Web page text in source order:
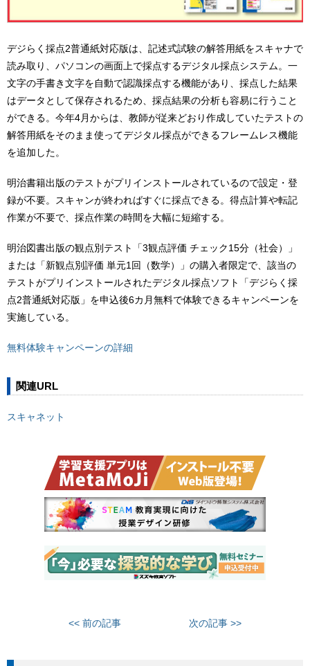
デジらく採点2普通紙対応版は、記述式試験の解答用紙をスキャナで
読み取り、パソコンの画面上で採点するデジタル採点システム。一
文字の手書き文字を自動で認識採点する機能があり、採点した結果
はデータとして保存されるため、採点結果の分析も容易に行うこと
ができる。今年4月からは、教師が従来どおり作成していたテストの
解答用紙をそのまま使ってデジタル採点ができるフレームレス機能
を追加した。
明治書籍出版のテストがプリインストールされているので設定・登
録が不要。スキャンが終わればすぐに採点できる。得点計算や転記
作業が不要で、採点作業の時間を大幅に短縮する。
明治図書出版の観点別テスト「3観点評価 チェック15分（社会）」
または「新観点別評価 単元1回（数学）」の購入者限定で、該当の
テストがプリインストールされたデジタル採点ソフト「デジらく採
点2普通紙対応版」を申込後6カ月無料で体験できるキャンペーンを
実施している。
無料体験キャンペーンの詳細
関連URL
スキャネット
<< 前の記事 次の記事 >>